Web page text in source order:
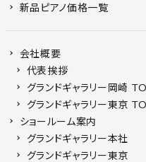
新品ピアノ価格一覧
会社概要
代表挨拶
グランドギャラリー岡崎
グランドギャラリー東京
ショールーム案内
グランドギャラリー本社
グランドギャラリー東京